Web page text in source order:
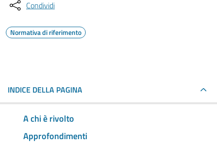
Condividi
Normativa di riferimento
INDICE DELLA PAGINA
A chi è rivolto
Approfondimenti